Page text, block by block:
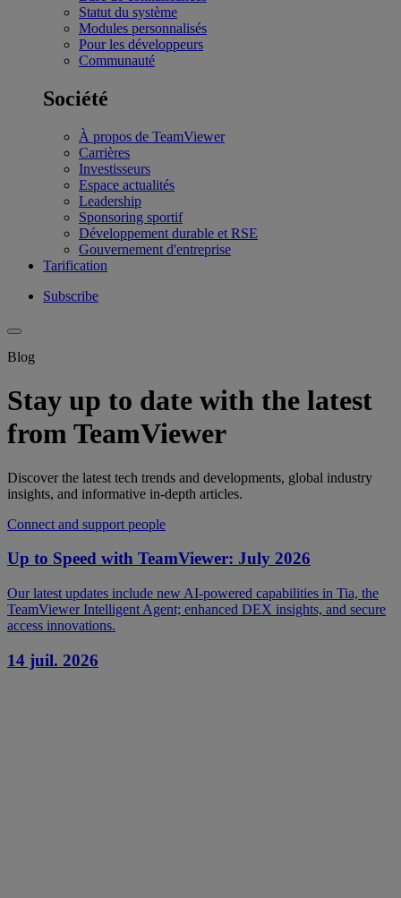
Statut du système
Modules personnalisés
Pour les développeurs
Communauté
Société
À propos de TeamViewer
Carrières
Investisseurs
Espace actualités
Leadership
Sponsoring sportif
Développement durable et RSE
Gouvernement d'entreprise
Tarification
Subscribe
Blog
Stay up to date with the latest
from TeamViewer
Discover the latest tech trends and developments, global industry
insights, and informative in-depth articles.
Connect and support people
Up to Speed with TeamViewer: July 2026
Our latest updates include new AI-powered capabilities in Tia, the
TeamViewer Intelligent Agent; enhanced DEX insights, and secure
access innovations.
14 juil. 2026